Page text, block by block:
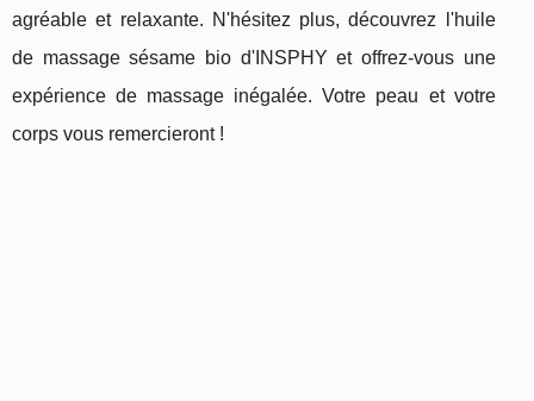
agréable et relaxante. N'hésitez plus, découvrez l'huile
de massage sésame bio d'INSPHY et offrez-vous une
expérience de massage inégalée. Votre peau et votre
corps vous remercieront !